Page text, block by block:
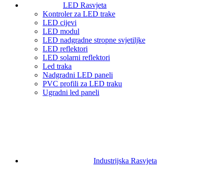
LED Rasvjeta
Kontroler za LED trake
LED cijevi
LED modul
LED nadgradne stropne svjetiljke
LED reflektori
LED solarni reflektori
Led traka
Nadgradni LED paneli
PVC profili za LED traku
Ugradni led paneli
Industrijska Rasvjeta